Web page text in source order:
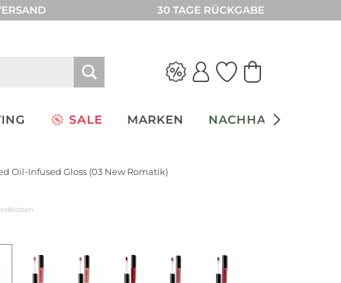
30 TAGE RÜCKGABE
SALE MARKEN NACHHALTIGKEIT
Oil-Infused Gloss (03 New Romatik)